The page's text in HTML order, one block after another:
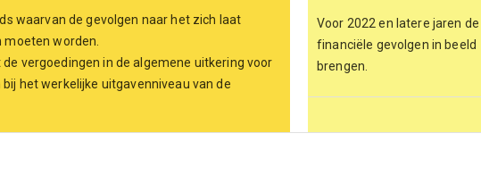
waarvan de gevolgen naar het zich laat
worden.
vergoedingen in de algemene uitkering voor
het werkelijke uitgavenniveau van de
Voor 2022 en latere jaren de
financiële gevolgen in beeld
brengen.